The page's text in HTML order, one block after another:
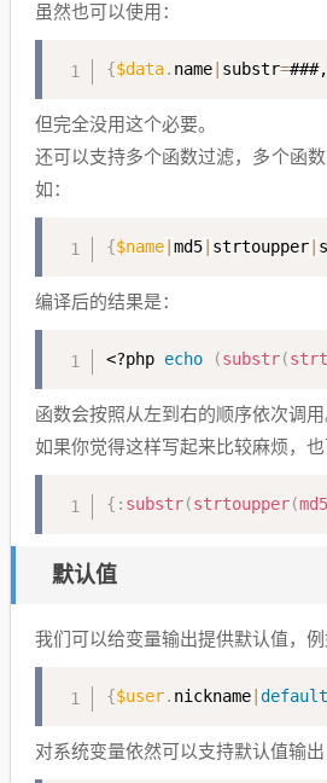
虽然也可以使用：
{$data. name substr=
但完全没用这个必要。
还可以支持多个函数过滤，多个函数
如：
{$name |md5 strtoupper
编译后的结果是：
<?php echo (substr(
函数会按照从左到右的顺序依次调用
如果你觉得这样写起来比较麻烦，也
{ : substr(strtoupper(md5
默认值
我们可以给变量输出提供默认值，例
{$user. nickname |
对系统变量依然可以支持默认值输出